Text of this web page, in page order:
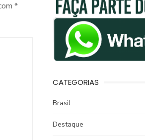
*
CATEGORIAS
Brasil
Destaque